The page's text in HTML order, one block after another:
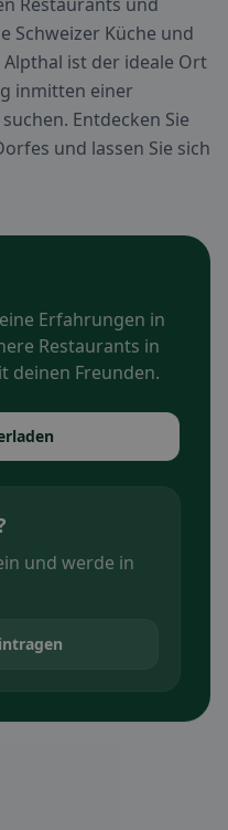
Schweizer Küche und
ist der ideale Ort
inmitten einer
Entdecken Sie
und lassen Sie sich
Erfahrungen in
Restaurants in
deinen Freunden.
und werde in